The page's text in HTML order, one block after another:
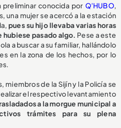
preliminar conocida por Q’HUBO,
una mujer se acercó a la estación
pues su hijo llevaba varias horas
hubiese pasado algo. Pese a este
a buscar a su familiar, hallándolo
en la zona de los hechos, por lo
miembros de la Sijín y la Policía se
el respectivo levantamiento
a la morgue municipal a
trámites para su plena